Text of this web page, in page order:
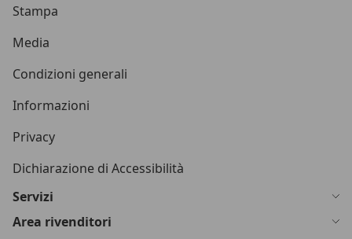
Stampa
Media
Condizioni generali
Informazioni
Privacy
Dichiarazione di Accessibilità
Servizi
Area rivenditori